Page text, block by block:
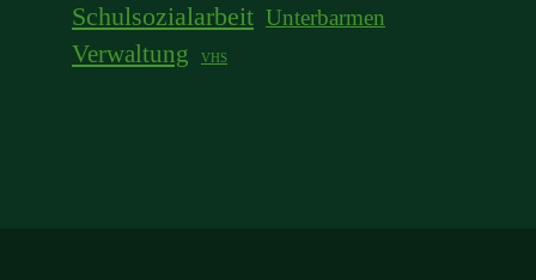
Schulsozialarbeit Unterbarmen
Verwaltung VHS